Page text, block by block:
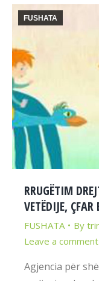
FUSHATA
RRUGËTIM
VETËDIJE, ÇFAR
FUSHATA By
Leave a comment
Agjencia për